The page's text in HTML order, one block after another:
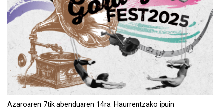
Azaroaren 7tik abenduaren 14ra. Haurrentzako ipuin